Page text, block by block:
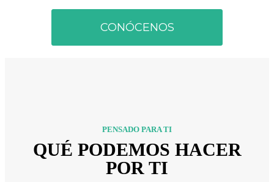
CONÓCENOS
PENSADO PARA TI
QUÉ PODEMOS HACER
POR TI